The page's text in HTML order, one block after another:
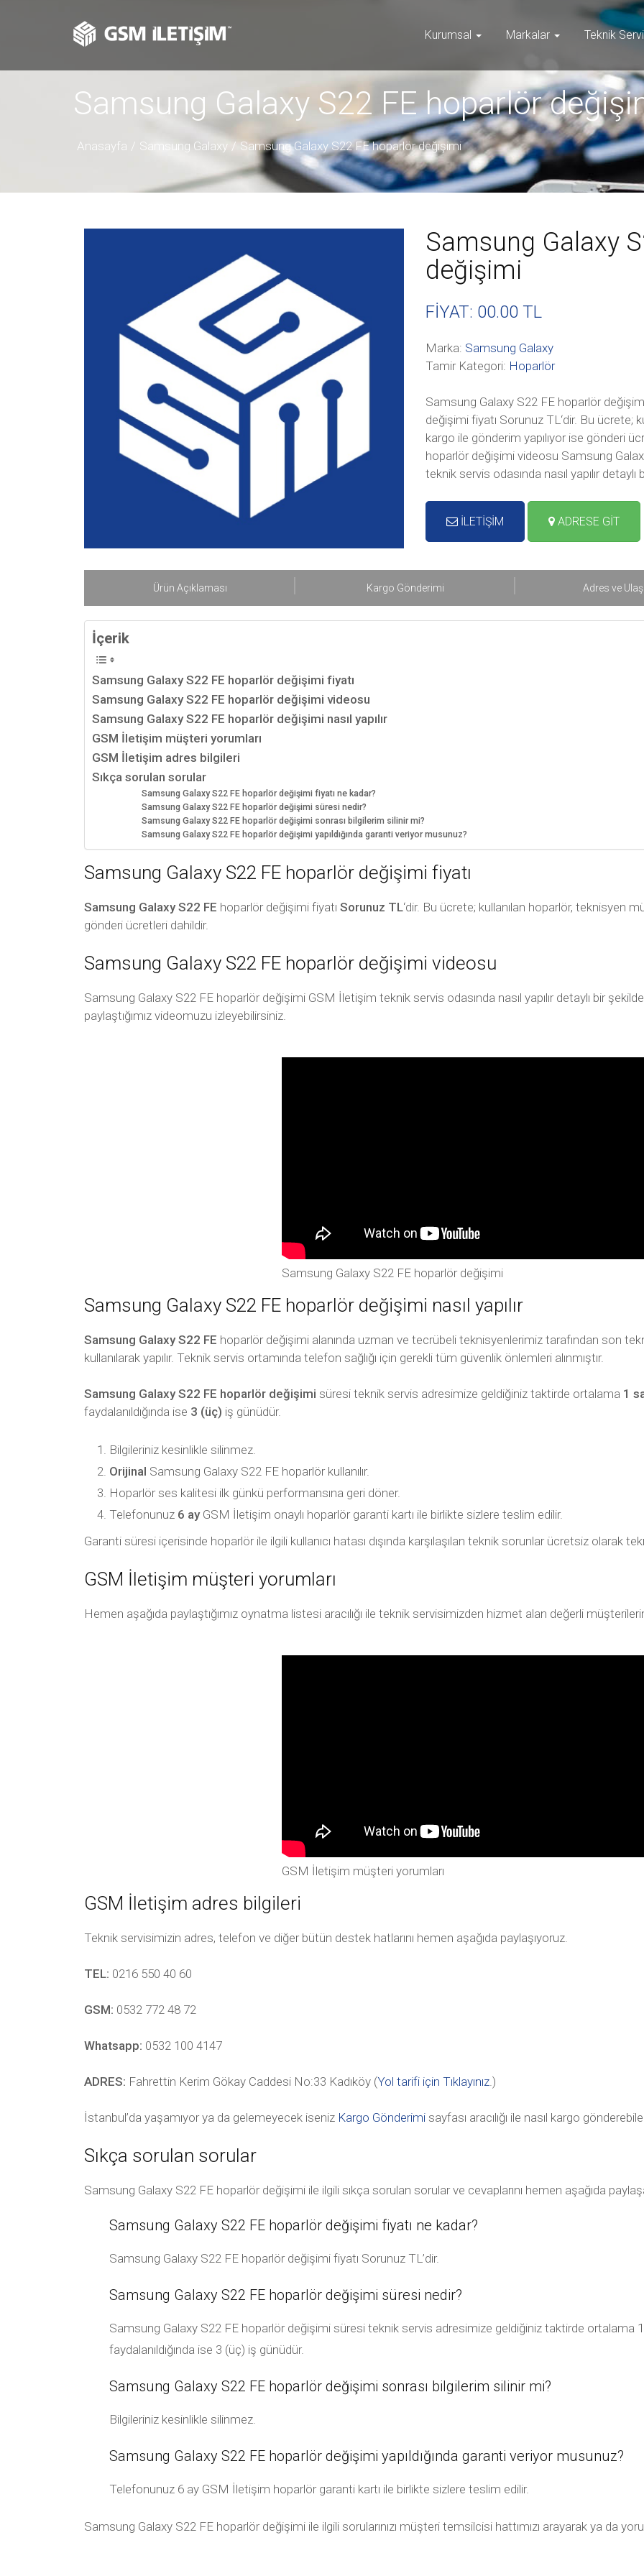
Kurumsal Markalar Teknik
Samsung Galaxy S22 FE hoparlör
Anasayfa Samsung Galaxy Samsung Galaxy S22 FE hoparlör değişimi
Samsung Galaxy
değişimi
FİYAT: 00.00 TL
Marka: Samsung Galaxy
Tamir Kategori: Hoparlör
Samsung Galaxy S22 FE hoparlör
değişimi fiyatı Sorunuz TL‘dir. Bu ücrete;
kargo ile gönderim yapılıyor ise gönderi
hoparlör değişimi videosu Samsung
teknik servis odasında nasıl yapılır
İLETİŞİM ADRESE GİT
Ürün Açıklaması Kargo Gönderimi Adres ve
İçerik
Samsung Galaxy S22 FE hoparlör değişimi fiyatı
Samsung Galaxy S22 FE hoparlör değişimi videosu
Samsung Galaxy S22 FE hoparlör değişimi nasıl yapılır
GSM İletişim müşteri yorumları
GSM İletişim adres bilgileri
Sıkça sorulan sorular
Samsung Galaxy S22 FE hoparlör değişimi fiyatı ne kadar?
Samsung Galaxy S22 FE hoparlör değişimi süresi nedir?
Samsung Galaxy S22 FE hoparlör değişimi sonrası bilgilerim silinir mi?
Samsung Galaxy S22 FE hoparlör değişimi yapıldığında garanti veriyor musunuz?
Samsung Galaxy S22 FE hoparlör değişimi fiyatı
Samsung Galaxy S22 FE hoparlör değişimi fiyatı Sorunuz TL‘dir. Bu ücrete; kullanılan hoparlör, teknisyen
gönderi ücretleri dahildir.
Samsung Galaxy S22 FE hoparlör değişimi videosu
Samsung Galaxy S22 FE hoparlör değişimi GSM İletişim teknik servis odasında nasıl yapılır detaylı bir
paylaştığımız videomuzu izleyebilirsiniz.
Samsung Galaxy S22 FE hoparlör değişimi
Samsung Galaxy S22 FE hoparlör değişimi nasıl yapılır
Samsung Galaxy S22 FE hoparlör değişimi alanında uzman ve tecrübeli teknisyenlerimiz tarafından son
kullanılarak yapılır. Teknik servis ortamında telefon sağlığı için gerekli tüm güvenlik önlemleri alınmıştır.
Samsung Galaxy S22 FE hoparlör değişimi süresi teknik servis adresimize geldiğiniz taktirde ortalama 1
faydalanıldığında ise 3 (üç) iş günüdür.
Bilgileriniz kesinlikle silinmez.
Orijinal Samsung Galaxy S22 FE hoparlör kullanılır.
Hoparlör ses kalitesi ilk günkü performansına geri döner.
Telefonunuz 6 ayGSM İletişim onaylı hoparlör garanti kartı ile birlikte sizlere teslim edilir.
Garanti süresi içerisinde hoparlör ile ilgili kullanıcı hatası dışında karşılaşılan teknik sorunlar ücretsiz olarak
GSM İletişim müşteri yorumları
Hemen aşağıda paylaştığımız oynatma listesi aracılığı ile teknik servisimizden hizmet alan değerli
GSM İletişim müşteri yorumları
GSM İletişim adres bilgileri
Teknik servisimizin adres, telefon ve diğer bütün destek hatlarını hemen aşağıda paylaşıyoruz.
TEL: 0216 550 40 60
GSM: 0532 772 48 72
Whatsapp: 0532 100 4147
ADRES: Fahrettin Kerim Gökay Caddesi No:33 Kadıköy (Yol tarifi için Tıklayınız.)
İstanbul’da yaşamıyor ya da gelemeyecek iseniz Kargo Gönderimi sayfası aracılığı ile nasıl kargo
Sıkça sorulan sorular
Samsung Galaxy S22 FE hoparlör değişimi ile ilgili sıkça sorulan sorular ve cevaplarını hemen aşağıda
Samsung Galaxy S22 FE hoparlör değişimi fiyatı ne kadar?
Samsung Galaxy S22 FE hoparlör değişimi fiyatı Sorunuz TL’dir.
Samsung Galaxy S22 FE hoparlör değişimi süresi nedir?
Samsung Galaxy S22 FE hoparlör değişimi süresi teknik servis adresimize geldiğiniz taktirde ortalama
faydalanıldığında ise 3 (üç) iş günüdür.
Samsung Galaxy S22 FE hoparlör değişimi sonrası bilgilerim silinir mi?
Bilgileriniz kesinlikle silinmez.
Samsung Galaxy S22 FE hoparlör değişimi yapıldığında garanti veriyor musunuz?
Telefonunuz 6 ay GSM İletişim hoparlör garanti kartı ile birlikte sizlere teslim edilir.
Samsung Galaxy S22 FE hoparlör değişimi ile ilgili sorularınızı müşteri temsilcisi hattımızı arayarak ya da